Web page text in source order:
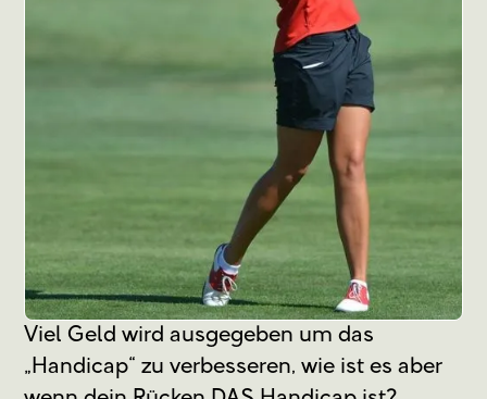
Viel Geld wird ausgegeben um das
„Handicap“ zu verbesseren, wie ist es aber